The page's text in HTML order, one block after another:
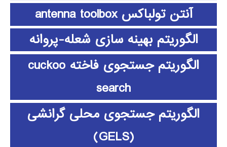
آنتن تولباکس antenna toolbox
الگوریتم بهینه سازی شعله-پروانه
الگوریتم جستجوی فاخته cuckoo
search
الگوریتم جستجوی محلی گرانشی
(GELS)